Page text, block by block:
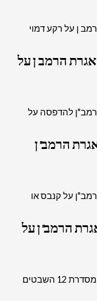
אגרת הרמב ן על
אגרת הרמב"ן
אגרת הרמב"ן על